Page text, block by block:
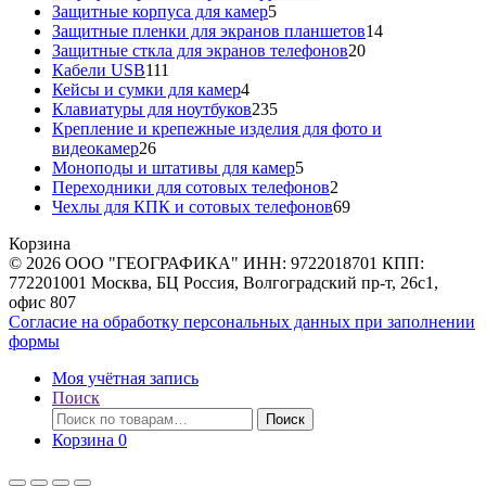
Защитные корпуса для камер55
товаров
Защитные пленки для экранов планшетов1414
Защитные сткла для экранов телефонов2020
Кабели USB111
товаров
Кейсы и сумки для камер44
товара
Клавиатуры для ноутбуков235235
товаров
Крепление и крепежные изделия для фото и
видеокамер2626
товаров
Моноподы и штативы для камер55
товаров
Переходники для сотовых телефонов2
товара
Чехлы для КПК и сотовых телефонов6969
Корзина
© 2026 ООО "ГЕОГРАФИКА" ИНН: 9722018701 КПП:
772201001 Москва, БЦ Россия, Волгоградский пр-т, 26с1,
офис 807
Согласие на обработку персональных данных при заполнении
формы
Моя учётная запись
Поиск
Искать:
Поиск
Корзина 0